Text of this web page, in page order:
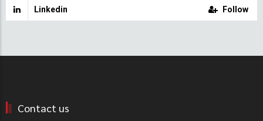
Linkedin Follow
Contact us